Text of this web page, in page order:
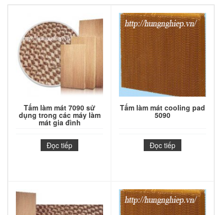
Tấm làm mát 7090 sử
dụng trong các máy làm
mát gia đình
Đọc tiếp
Tấm làm mát cooling pad
5090
Đọc tiếp